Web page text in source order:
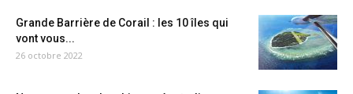
Grande Barrière de Corail : les 10 îles qui
vont vous...
26 octobre 2022